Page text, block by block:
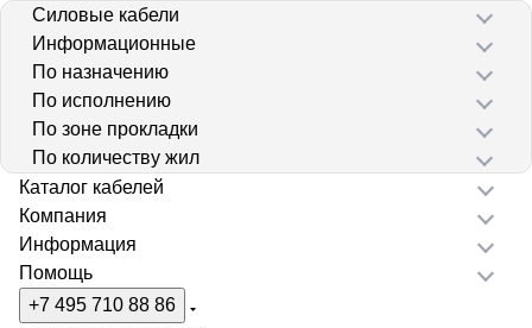
Силовые кабели
Информационные
По назначению
По исполнению
По зоне прокладки
По количеству жил
Каталог кабелей
Компания
Информация
Помощь
+7 495 710 88 86